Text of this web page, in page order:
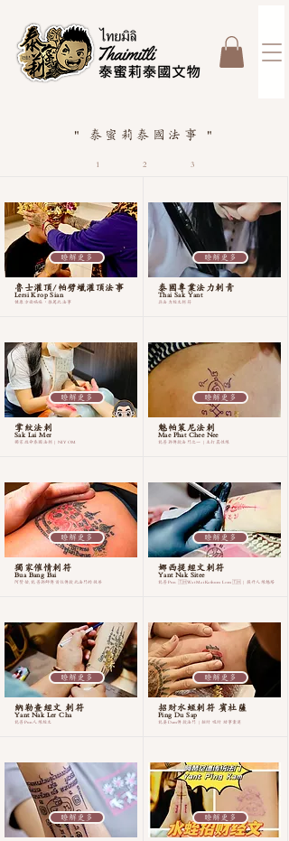
" 泰蜜莉泰國法事 "
1 2 3
瞭解更多
魯士灌頂/帕劈蠟灌頂法事
Lersi Krop Sian
健康方面病痛，推薦此法事
瞭解更多
掌紋法刺
Sak Lai Mer
獨家改命泰國法刺 | NIYOM
瞭解更多
獨家催情刺符
Bua Bang Bai
阿贊佑, 龍普郭師傅首位傳授此法門的徒弟
瞭解更多
納勒查經文 刺符
Yant Nak Ler Cha
龍普Pun人緣經文
瞭解更多
瞭解更多
泰國專業法力刺青
Thai Sak Yant
具法力經文刺符
瞭解更多
魅帕策尼法刺
Mae Phat Chee Nee
龍普郭傳授法門之一 | 主打異性緣
瞭解更多
娜西提經文刺符
Yant Nak Sitee
龍普Pun 🇹🇭Wat Mai Kathum Lom🇹🇭 | 提升人緣魅塔
瞭解更多
招財水蛭刺符 賓杜薩
Ping Du Sap
龍婆Dam傳授法門 | 招財 吸財 助事業運
瞭解更多